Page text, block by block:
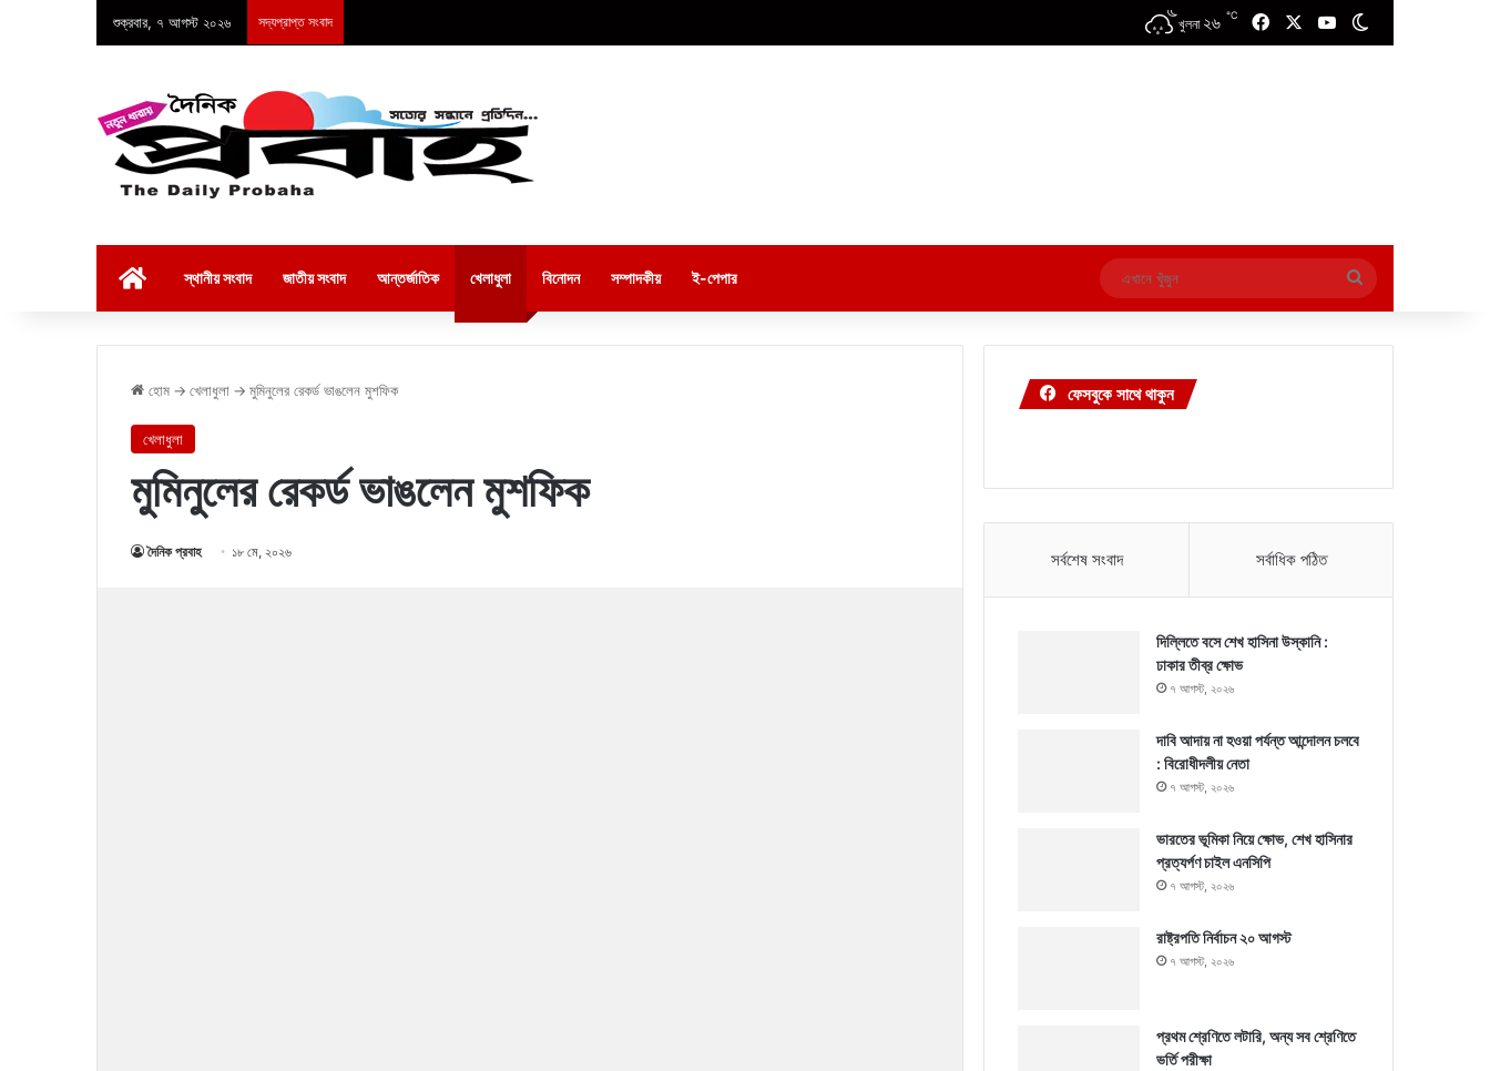
শুক্রবার, ৭ আগস্ট ২০২৬ সদ্যপ্রাপ্ত সংবাদ খুলনা ২৬ ℃ FacebookYouTube
স্থানীয় সংবাদ জাতীয় সংবাদ আন্তর্জাতিক খেলাধুলা বিনোদন সম্পাদকীয় ই-পেপার
এখানে
খুঁজুন
হোম → খেলাধুলা → মুমিনুলের রেকর্ড ভাঙলেন মুশফিক
খেলাধুলা
মুমিনুলের রেকর্ড ভাঙলেন মুশফিক
দৈনিক প্রবাহ ১৮ মে, ২০২৬
ফেসবুকে সাথে থাকুন
সর্বশেষ সংবাদ সর্বাধিক পঠিত
দিল্লিতে বসে শেখ হাসিনা উস্কানি :
ঢাকার তীব্র ক্ষোভ
৭ আগস্ট, ২০২৬
দাবি আদায় না হওয়া পর্যন্ত আন্দোলন চলবে
: বিরোধীদলীয় নেতা
৭ আগস্ট, ২০২৬
ভারতের ভূমিকা নিয়ে ক্ষোভ, শেখ হাসিনার
প্রত্যর্পণ চাইল এনসিপি
৭ আগস্ট, ২০২৬
রাষ্ট্রপতি নির্বাচন ২০ আগস্ট
৭ আগস্ট, ২০২৬
প্রথম শ্রেণিতে লটারি, অন্য সব শ্রেণিতে
ভর্তি পরীক্ষা